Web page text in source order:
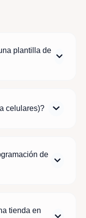
plantilla de
celulares)?
de
tienda en